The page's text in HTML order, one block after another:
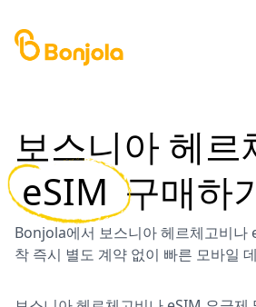
보스니아 헤르
eSIM 구매하
Bonjola에서 보스니아 헤르체고비나
착 즉시 별도 계약 없이 빠른 모바일